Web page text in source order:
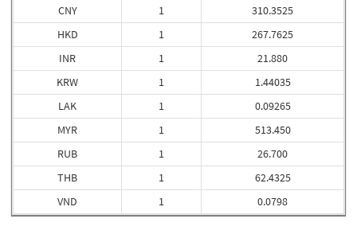
CNY
HKD
INR
KRW
LAK
MYR
RUB
THB
VND
1
1
1
1
1
1
1
1
1
310.3525
267.7625
21.880
1.44035
0.09265
513.450
26.700
62.4325
0.0798